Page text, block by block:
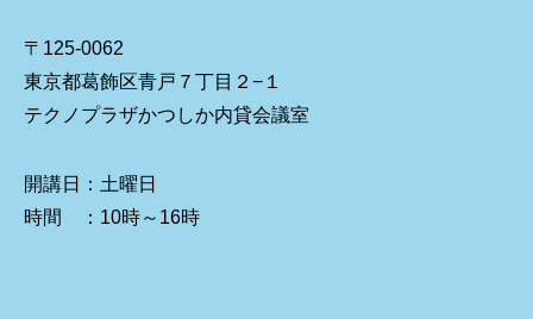
〒125-0062
東京都葛飾区青戸７丁目２−１
テクノプラザかつしか内貸会議室
開講日：土曜日
時間 ：10時～16時